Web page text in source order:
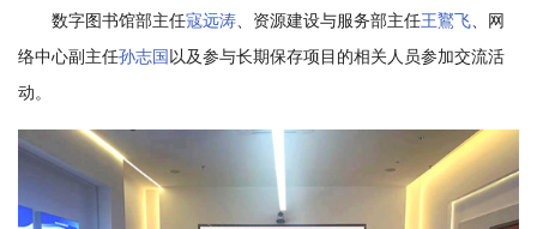
人
才
数字图书馆部主任寇远涛、资源建设与服务部主任王鸑飞、网
络中心副主任孙志国 以及参与长期保存项目的相关人员参加交流活
动。